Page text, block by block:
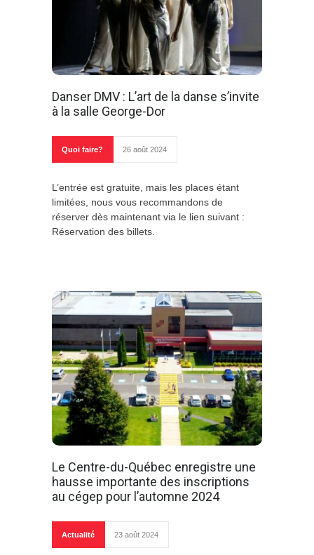
Danser DMV : L’art de la danse s’invite
à la salle George-Dor
Quoi faire? 26 août 2024
L’entrée est gratuite, mais les places étant
limitées, nous vous recommandons de
réserver dès maintenant via le lien suivant :
Réservation des billets.
Le Centre-du-Québec enregistre une
hausse importante des inscriptions
au cégep pour l’automne 2024
Actualité 23 août 2024